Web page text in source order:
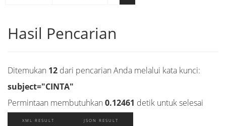
Hasil Pencarian
Ditemukan 12 dari pencarian Anda melalui kata kunci:
subject="CINTA"
Permintaan membutuhkan 0.12461 detik untuk selesai
XML RESULT JSON RESULT